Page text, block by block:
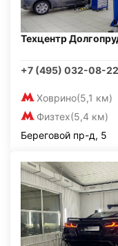
Техцентр
+7 (495) 032-08-22
Ховрино(5,1 км)
Физтех(5,4 км)
Береговой пр-д, 5